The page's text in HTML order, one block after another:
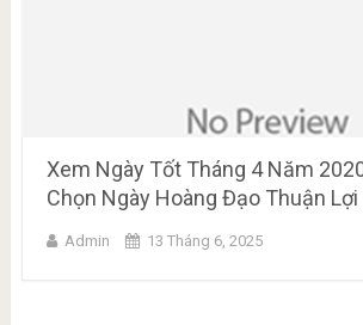
Xem Ngày Tốt Tháng 4 Năm
Chọn Ngày Hoàng Đạo Thuận Lợi
Admin 13 Tháng 6, 2025